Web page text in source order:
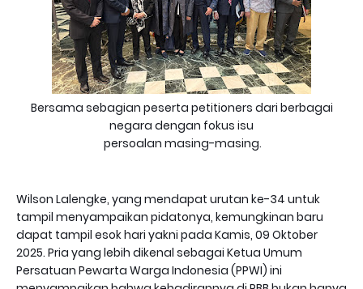
Bersama sebagian peserta petitioners dari berbagai
negara dengan fokus isu
persoalan masing-masing.
Wilson Lalengke, yang mendapat urutan ke-34 untuk
tampil menyampaikan pidatonya, kemungkinan baru
dapat tampil esok hari yakni pada Kamis, 09 Oktober
2025. Pria yang lebih dikenal sebagai Ketua Umum
Persatuan Pewarta Warga Indonesia (PPWI) ini